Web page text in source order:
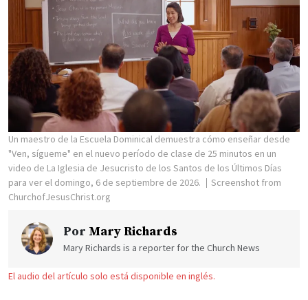
Un maestro de la Escuela Dominical demuestra cómo enseñar desde
"Ven, sígueme" en el nuevo período de clase de 25 minutos en un
video de La Iglesia de Jesucristo de los Santos de los Últimos Días
para ver el domingo, 6 de septiembre de 2026.
Screenshot from
ChurchofJesusChrist.org
Por Mary Richards
Mary Richards is a reporter for the Church News
El audio del artículo solo está disponible en inglés.